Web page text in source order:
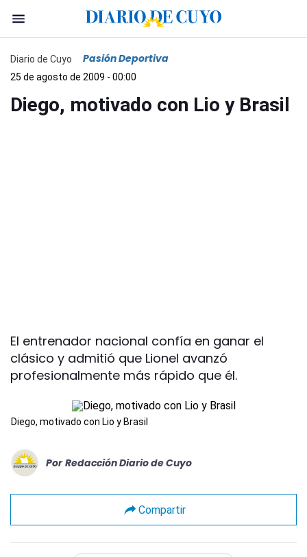
Diario de Cuyo Pasión Deportiva
25 de agosto de 2009 - 00:00
Diego, motivado con Lio y Brasil
El entrenador nacional confía en ganar el
clásico y admitió que Lionel avanzó
profesionalmente más rápido que él.
Diego, motivado con Lio y Brasil
Por Redacción Diario de Cuyo
Compartir